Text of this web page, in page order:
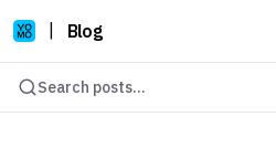
Blog
Search posts...